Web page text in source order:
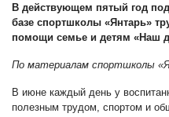
В действующем пятый год
базе спортшколы «Янтарь»
помощи семье и детям «Наш
По материалам спортшколы
В июне каждый день у
полезным трудом, спортом и